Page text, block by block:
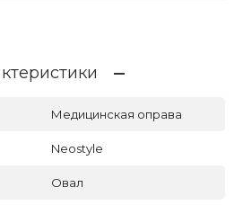
Медицинская оправа
Neostyle
Овал